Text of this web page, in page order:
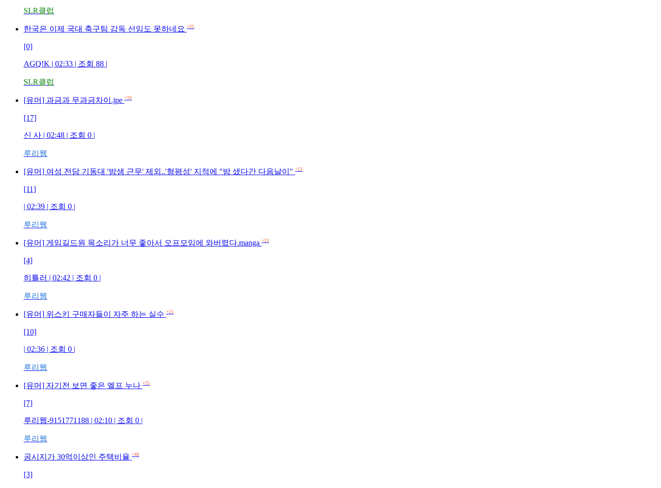
SLR클럽
한국은 이제 국대 축구팀 감독 선임도 못하네요 +31
[0]
AGQ!K | 02:33 | 조회 88 |
SLR클럽
[유머] 과금과 무과금차이.jpe +16
[17]
신 사 | 02:48 | 조회 0 |
루리웹
[유머] 여성 전담 기동대 '밤샘 근무' 제외..'형평성' 지적에 "밤 샜다간 다음날이" +13
[11]
| 02:39 | 조회 0 |
루리웹
[유머] 게임길드원 목소리가 너무 좋아서 오프모임에 와버렸다.manga +13
[4]
히틀러 | 02:42 | 조회 0 |
루리웹
[유머] 위스키 구매자들이 자주 하는 실수 +15
[10]
| 02:36 | 조회 0 |
루리웹
[유머] 자기전 보면 좋은 엘프 누나 +25
[7]
루리웹-9151771188 | 02:10 | 조회 0 |
루리웹
공시지가 30억이상인 주택비율 +40
[3]